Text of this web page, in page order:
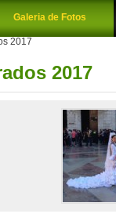
Galeria de Fotos
2017
2017